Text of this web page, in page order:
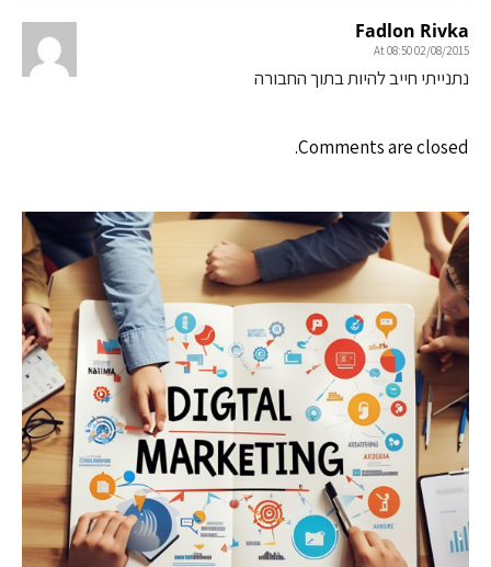
Fadlon Rivka
02/08/2015 At 08:50
נתנייתי חייב להיות בתוך החבורה
Comments are closed.